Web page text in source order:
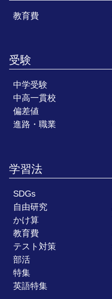
教育費
受験
中学受験
中高一貫校
偏差値
進路・職業
学習法
SDGs
自由研究
かけ算
教育費
テスト対策
部活
特集
英語特集